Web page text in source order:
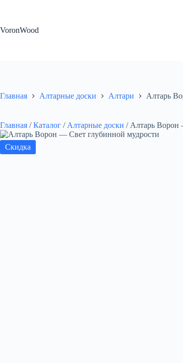
VoronWood
Главная Алтарные доски Алтари Алтарь
Главная / Каталог / Алтарные доски / Алтарь Ворон
Скидка